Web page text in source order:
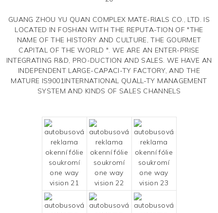
GUANG ZHOU YU QUAN COMPLEX MATE-RIALS CO., LTD. IS
LOCATED IN FOSHAN WITH THE REPUTA-TION OF "THE
NAME OF THE HISTORY AND CULTURE, THE GOURMET
CAPITAL OF THE WORLD ". WE ARE AN ENTER-PRISE
INTEGRATING R&D, PRO-DUCTION AND SALES. WE HAVE AN
INDEPENDENT LARGE-CAPACI-TY FACTORY, AND THE
MATURE IS9001INTERNATIONAL QUALL-TY MANAGEMENT
SYSTEM AND KINDS OF SALES CHANNELS